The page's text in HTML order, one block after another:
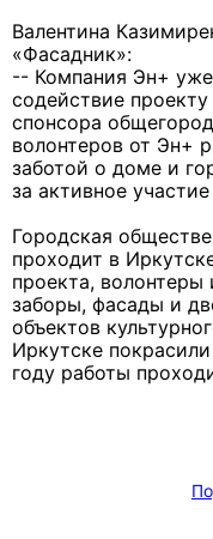
Валентина
«Фасадник»:
-- Компания Эн+
содействие
спонсора
волонтеров от Эн+
заботой о доме и
за активное
Городская
проходит в
проекта,
заборы, фасады и
объектов
Иркутске
году работы